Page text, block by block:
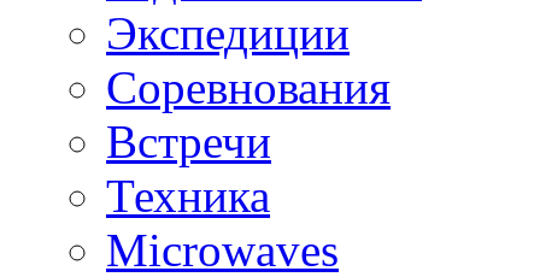
Экспедиции
Соревнования
Встречи
Техника
Microwaves